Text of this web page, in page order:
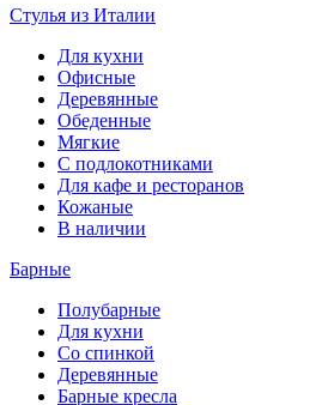
Стулья из Италии
Для кухни
Офисные
Деревянные
Обеденные
Мягкие
С подлокотниками
Для кафе и ресторанов
Кожаные
В наличии
Барные
Полубарные
Для кухни
Со спинкой
Деревянные
Барные кресла